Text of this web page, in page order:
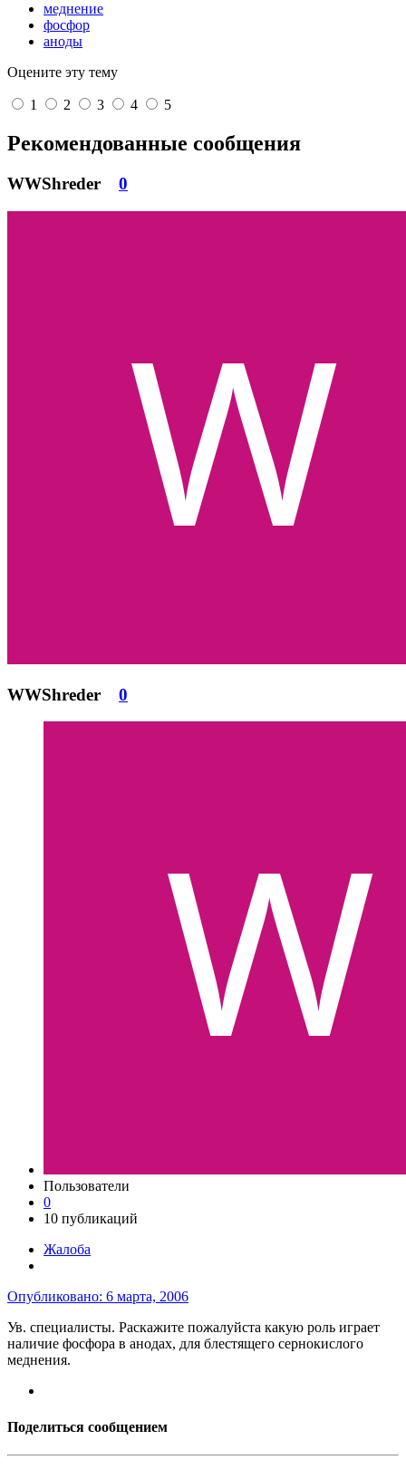
меднение
фосфор
аноды
Оцените эту тему
1 2 3 4 5
Рекомендованные сообщения
WWShreder 0
WWShreder 0
Пользователи
0
10 публикаций
Жалоба
Опубликовано: 6 марта, 2006
Ув. специалисты. Раскажите пожалуйста какую роль играет
наличие фосфора в анодах, для блестящего сернокислого
меднения.
Поделиться сообщением